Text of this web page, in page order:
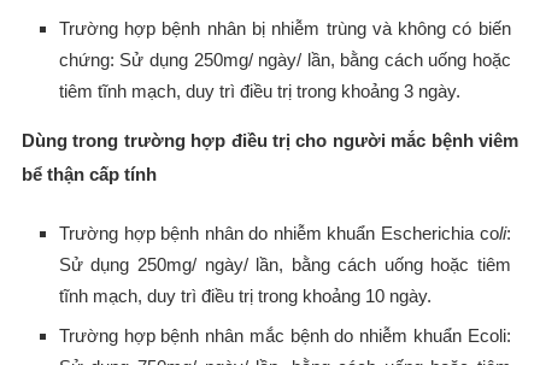
Trường hợp bệnh nhân bị nhiễm trùng và không có biến
chứng: Sử dụng 250mg/ ngày/ lần, bằng cách uống hoặc
tiêm tĩnh mạch, duy trì điều trị trong khoảng 3 ngày.
Dùng trong trường hợp điều trị cho người mắc bệnh viêm
bể thận cấp tính
Trường hợp bệnh nhân do nhiễm khuẩn Escherichia coli:
Sử dụng 250mg/ ngày/ lần, bằng cách uống hoặc tiêm
tĩnh mạch, duy trì điều trị trong khoảng 10 ngày.
Trường hợp bệnh nhân mắc bệnh do nhiễm khuẩn Ecoli: